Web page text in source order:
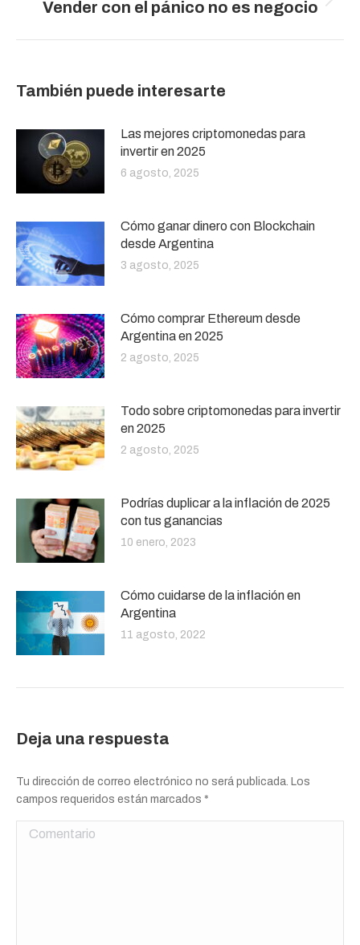
Publicación
Vender con el pánico no es negocio
También puede interesarte
Las mejores criptomonedas para
invertir en 2025
6 agosto, 2025
Cómo ganar dinero con Blockchain
desde Argentina
3 agosto, 2025
Cómo comprar Ethereum desde
Argentina en 2025
2 agosto, 2025
Todo sobre criptomonedas para invertir
en 2025
2 agosto, 2025
Podrías duplicar a la inflación de 2025
con tus ganancias
10 enero, 2023
Cómo cuidarse de la inflación en
Argentina
11 agosto, 2022
Deja una respuesta
Tu dirección de correo electrónico no será publicada. Los
campos requeridos están marcados *
Comentario